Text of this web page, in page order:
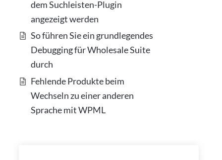
dem Suchleisten-Plugin
angezeigt werden
So führen Sie ein grundlegendes
Debugging für Wholesale Suite
durch
Fehlende Produkte beim
Wechseln zu einer anderen
Sprache mit WPML